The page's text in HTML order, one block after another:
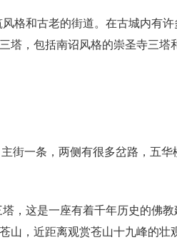
格和古老的街道。在古城内有
，包括南诏风格的崇圣寺三塔
街一条，两侧有很多岔路，五
，这是一座有着千年历史的佛教
，近距离观赏苍山十九峰的壮